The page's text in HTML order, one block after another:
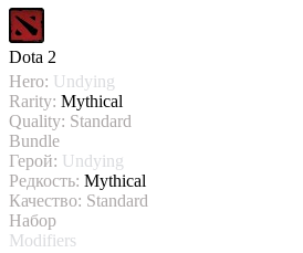
Dota 2
Hero: Undying
Rarity: Mythical
Quality: Standard
Bundle
Герой: Undying
Редкость: Mythical
Качество: Standard
Набор
Modifiers